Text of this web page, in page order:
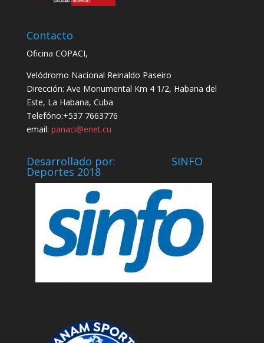
Contacto
Oficina COPACI,
Velódromo Nacional Reinaldo Paseiro
Dirección: Ave Monumental Km 4 1/2, Habana del
Este, La Habana, Cuba
Telefóno:+537 7663776
email: panaci@enet.cu
Desarrollado por: SINFO
Deportes 2018